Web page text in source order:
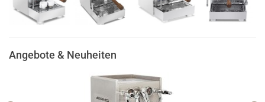
Angebote & Neuheiten